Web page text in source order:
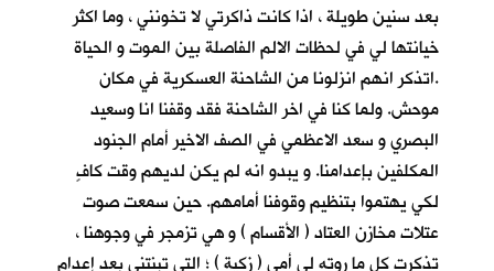
بعد سنين طويلة ، اذا كانت ذاكرتي لا تخونني ، وما اكثر
خيانتها لي في لحظات الالم الفاصلة بين الموت و الحياة
.اتذكر انهم انزلونا من الشاحنة العسكرية في مكان
موحش. ولما كنا في اخر الشاحنة فقد وقفنا انا وسعيد
البصري و سعد الاعظمي في الصف الاخير أمام الجنود
المكلفين بإعدامنا. و يبدو انه لم يكن لديهم وقت كافٍ
لكي يهتموا بتنظيم وقوفنا أمامهم. حين سمعت صوت
عتلات مخازن العتاد ( الأقسام ) و هي تزمجر في وجوهنا ،
تذكرت كل ما روته لي أمي ( زكية ) ؛ التي تبنتني بعد إعدام